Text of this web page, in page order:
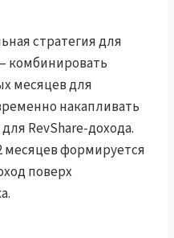
стратегия для
комбинировать
месяцев для
накапливать
RevShare-дохода.
месяцев формируется
поверх